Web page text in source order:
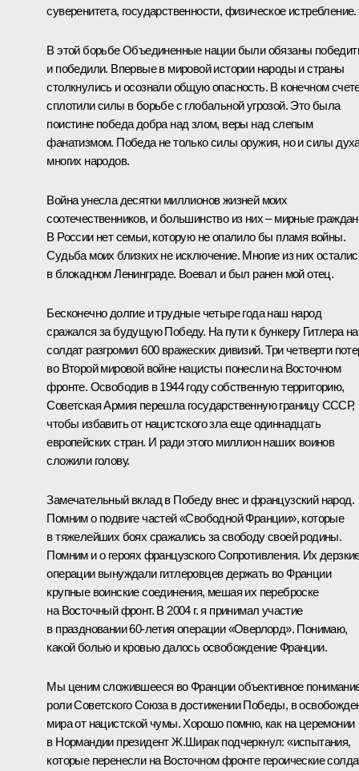
суверенитета, государственности, физическое истребление.
В этой борьбе Объединенные нации были обязаны
и победили. Впервые в мировой истории народы и страны
столкнулись и осознали общую опасность. В конечном
сплотили силы в борьбе с глобальной угрозой. Это была
поистине победа добра над злом, веры над слепым
фанатизмом. Победа не только силы оружия, но и силы
многих народов.
Война унесла десятки миллионов жизней моих
соотечественников, и большинство из них – мирные
В России нет семьи, которую не опалило бы пламя войны.
Судьба моих близких не исключение. Многие из них
в блокадном Ленинграде. Воевал и был ранен мой отец.
Бесконечно долгие и трудные четыре года наш народ
сражался за будущую Победу. На пути к бункеру Гитлера
солдат разгромил 600 вражеских дивизий. Три четверти
во Второй мировой войне нацисты понесли на Восточном
фронте. Освободив в 1944 году собственную территорию,
Советская Армия перешла государственную границу СССР,
чтобы избавить от нацистского зла еще одиннадцать
европейских стран. И ради этого миллион наших воинов
сложили голову.
Замечательный вклад в Победу внес и французский народ.
Помним о подвиге частей «Свободной Франции», которые
в тяжелейших боях сражались за свободу своей родины.
Помним и о героях французского Сопротивления. Их
операции вынуждали гитлеровцев держать во Франции
крупные воинские соединения, мешая их переброске
на Восточный фронт. В 2004 г. я принимал участие
в праздновании 60-летия операции «Оверлорд». Понимаю,
какой болью и кровью далось освобождение Франции.
Мы ценим сложившееся во Франции объективное
роли Советского Союза в достижении Победы, в
мира от нацистской чумы. Хорошо помню, как на церемонии
в Нормандии президент Ж.Ширак подчеркнул: «испытания,
которые перенесли на Восточном фронте героические